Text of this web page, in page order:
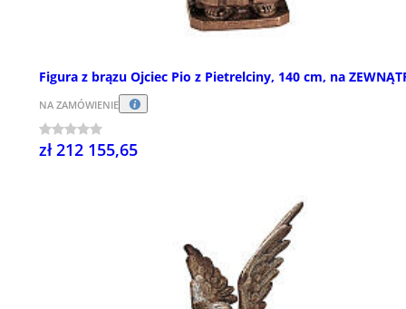
Figura z brązu Ojciec Pio z Pietrelciny, 140 cm, na
NA ZAMÓWIENIE
zł 212 155,65